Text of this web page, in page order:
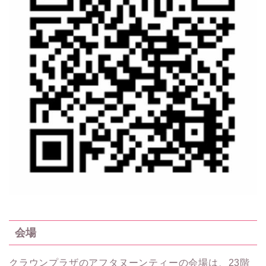
会場
クラウンプラザのアフタヌーンティーの会場は、23階